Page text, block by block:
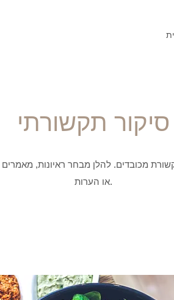
סיקור תקשורתי
מכובדים. להלן מבחר ראיונות, מאמרים
או הערות.